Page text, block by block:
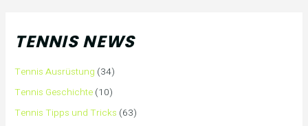
TENNIS NEWS
Tennis Ausrüstung (34)
Tennis Geschichte (10)
Tennis Tipps und Tricks (63)